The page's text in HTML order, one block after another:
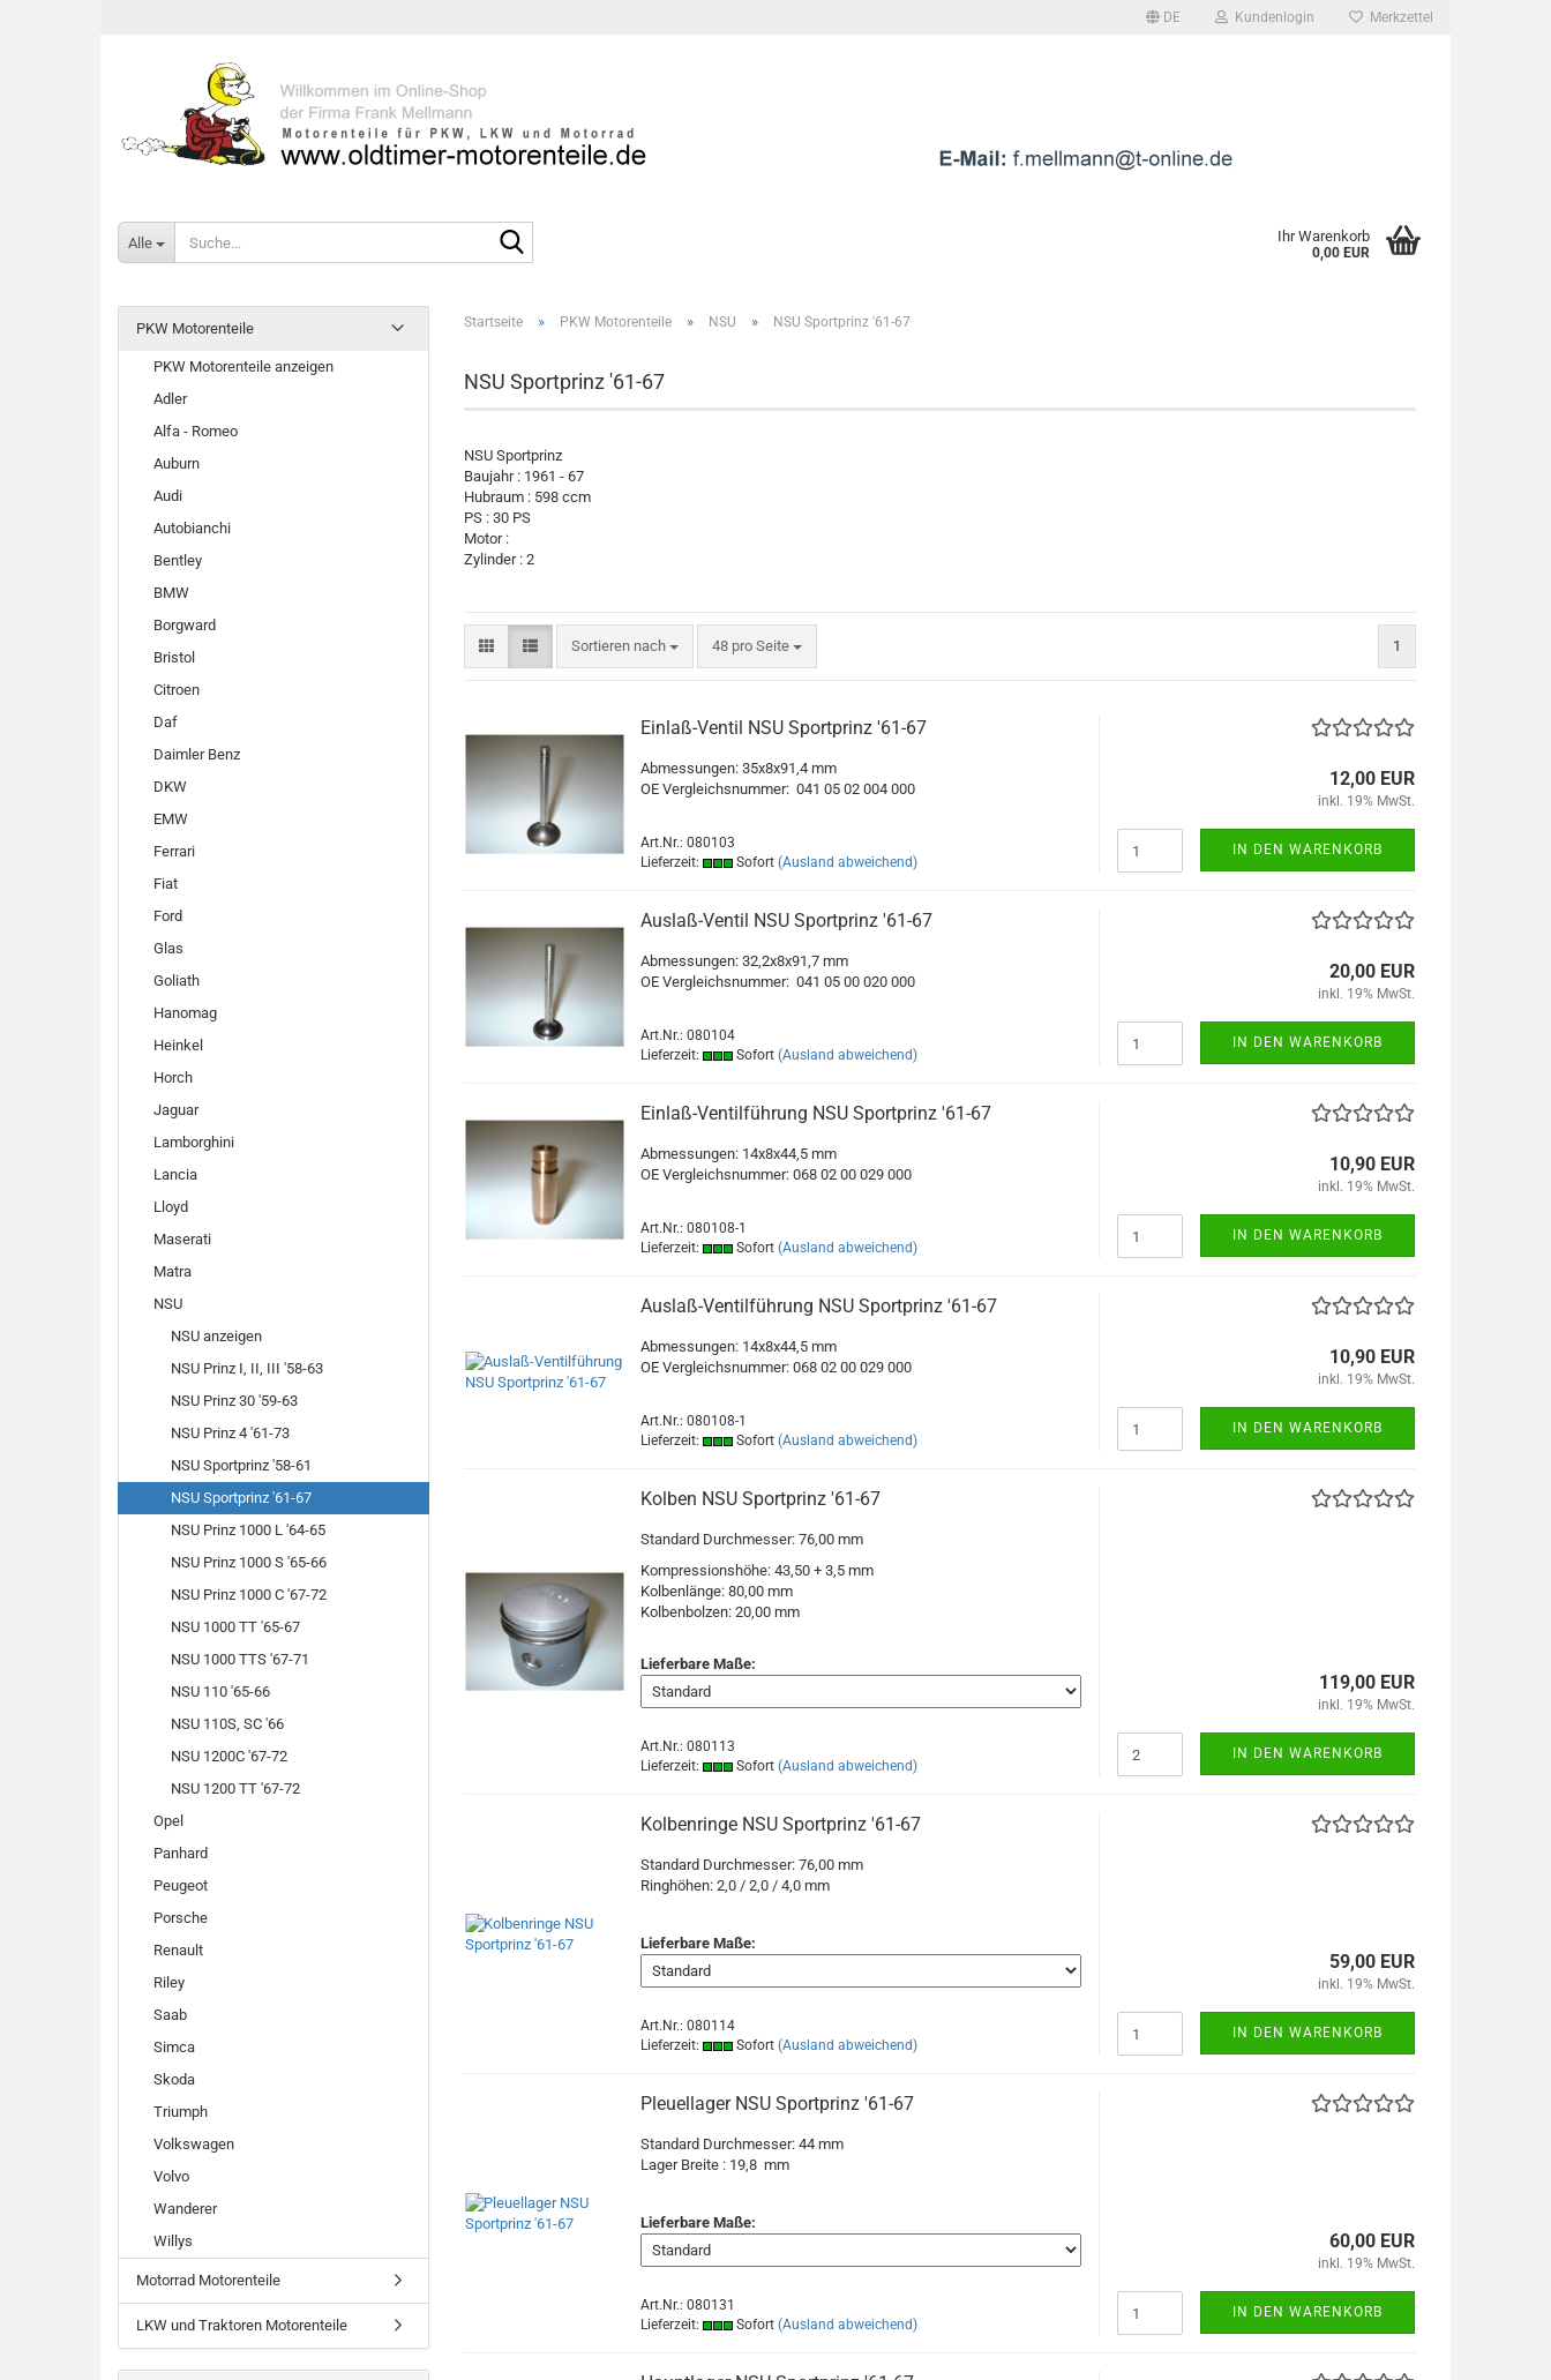
DE Kundenlogin Merkzettel
Alle Ihr Warenkorb
0,00 EUR
Startseite » PKW Motorenteile » NSU » NSU Sportprinz '61-67
NSU Sportprinz '61-67
NSU Sportprinz
Baujahr : 1961 - 67
Hubraum : 598 ccm
PS : 30 PS
Motor :
Zylinder : 2
Sortieren nach
Sortieren nach 48 pro Seite
pro Seite 1
Einlaß-Ventil NSU Sportprinz '61-67
Abmessungen: 35x8x91,4 mm
OE Vergleichsnummer: 041 05 02 004 000
Art.Nr.: 080103
Lieferzeit:
Sofort (Ausland abweichend)
12,00 EUR
inkl. 19% MwSt.
IN DEN WARENKORB
Auslaß-Ventil NSU Sportprinz '61-67
Abmessungen: 32,2x8x91,7 mm
OE Vergleichsnummer: 041 05 00 020 000
Art.Nr.: 080104
Lieferzeit:
Sofort (Ausland abweichend)
20,00 EUR
inkl. 19% MwSt.
IN DEN WARENKORB
Einlaß-Ventilführung NSU Sportprinz '61-67
Abmessungen: 14x8x44,5 mm
OE Vergleichsnummer: 068 02 00 029 000
Art.Nr.: 080108-1
Lieferzeit:
Sofort (Ausland abweichend)
10,90 EUR
inkl. 19% MwSt.
IN DEN WARENKORB
Auslaß-Ventilführung NSU Sportprinz '61-67
Abmessungen: 14x8x44,5 mm
OE Vergleichsnummer: 068 02 00 029 000
Art.Nr.: 080108-1
Lieferzeit:
Sofort (Ausland abweichend)
10,90 EUR
inkl. 19% MwSt.
IN DEN WARENKORB
Kolben NSU Sportprinz '61-67
Standard Durchmesser: 76,00 mm
Kompressionshöhe: 43,50 + 3,5 mm
Kolbenlänge: 80,00 mm
Kolbenbolzen: 20,00 mm
Lieferbare Maße:
Art.Nr.: 080113
Lieferzeit:
Sofort (Ausland abweichend)
119,00 EUR
inkl. 19% MwSt.
IN DEN WARENKORB
Kolbenringe NSU Sportprinz '61-67
Standard Durchmesser: 76,00 mm
Ringhöhen: 2,0 / 2,0 / 4,0 mm
Lieferbare Maße:
Art.Nr.: 080114
Lieferzeit:
Sofort (Ausland abweichend)
59,00 EUR
inkl. 19% MwSt.
IN DEN WARENKORB
Pleuellager NSU Sportprinz '61-67
Standard Durchmesser: 44 mm
Lager Breite : 19,8 mm
Lieferbare Maße:
Art.Nr.: 080131
Lieferzeit:
Sofort (Ausland abweichend)
60,00 EUR
inkl. 19% MwSt.
IN DEN WARENKORB
PKW Motorenteile
PKW Motorenteile anzeigen
Adler
Alfa - Romeo
Auburn
Audi
Autobianchi
Bentley
BMW
Borgward
Bristol
Citroen
Daf
Daimler Benz
DKW
EMW
Ferrari
Fiat
Ford
Glas
Goliath
Hanomag
Heinkel
Horch
Jaguar
Lamborghini
Lancia
Lloyd
Maserati
Matra
NSU
NSU anzeigen
NSU Prinz I, II, III '58-63
NSU Prinz 30 '59-63
NSU Prinz 4 '61-73
NSU Sportprinz '58-61
NSU Sportprinz '61-67
NSU Prinz 1000 L '64-65
NSU Prinz 1000 S '65-66
NSU Prinz 1000 C '67-72
NSU 1000 TT '65-67
NSU 1000 TTS '67-71
NSU 110 '65-66
NSU 110S, SC '66
NSU 1200C '67-72
NSU 1200 TT '67-72
Opel
Panhard
Peugeot
Porsche
Renault
Riley
Saab
Simca
Skoda
Triumph
Volkswagen
Volvo
Wanderer
Willys
Motorrad Motorenteile
LKW und Traktoren Motorenteile